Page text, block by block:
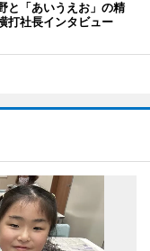
「あいうえお」の精
社長インタビュー